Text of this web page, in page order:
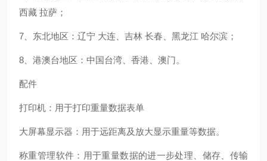
西藏 拉萨；
7、东北地区：辽宁 大连、吉林 长春、黑龙江 哈尔滨；
8、港澳台地区：中国台湾、香港、澳门。
配件
打印机：用于打印重量数据表单
大屏幕显示器：用于远距离及放大显示重量等数据。
称重管理软件：用于重量数据的进一步处理、储存、传输